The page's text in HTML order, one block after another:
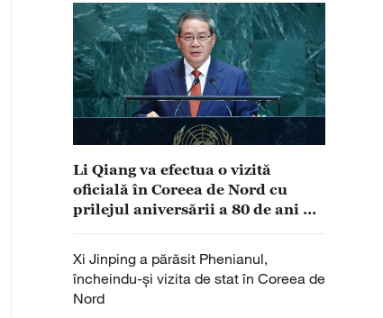
Li Qiang va efectua o vizită
oficială în Coreea de Nord cu
prilejul aniversării a 80 de ani de
Xi Jinping a părăsit Phenianul,
încheindu-și vizita de stat în Coreea de
Nord